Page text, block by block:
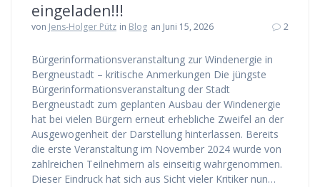
eingeladen!!!
von Jens-Holger Pütz in Blog an Juni 15, 2026 2
Bürgerinformationsveranstaltung zur Windenergie in
Bergneustadt – kritische Anmerkungen Die jüngste
Bürgerinformationsveranstaltung der Stadt
Bergneustadt zum geplanten Ausbau der Windenergie
hat bei vielen Bürgern erneut erhebliche Zweifel an der
Ausgewogenheit der Darstellung hinterlassen. Bereits
die erste Veranstaltung im November 2024 wurde von
zahlreichen Teilnehmern als einseitig wahrgenommen.
Dieser Eindruck hat sich aus Sicht vieler Kritiker nun…